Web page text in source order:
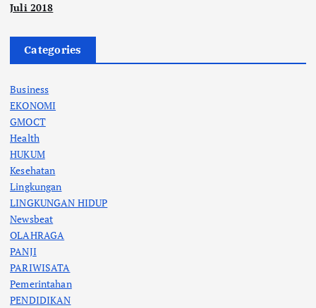
Juli 2018
Categories
Business
EKONOMI
GMOCT
Health
HUKUM
Kesehatan
Lingkungan
LINGKUNGAN HIDUP
Newsbeat
OLAHRAGA
PANJI
PARIWISATA
Pemerintahan
PENDIDIKAN